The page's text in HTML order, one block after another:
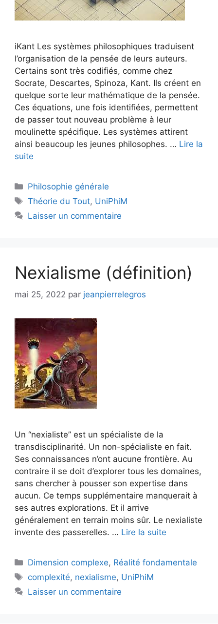
iKant Les systèmes philosophiques traduisent
l’organisation de la pensée de leurs auteurs.
Certains sont très codifiés, comme chez
Socrate, Descartes, Spinoza, Kant. Ils créent en
quelque sorte leur mathématique de la pensée.
Ces équations, une fois identifiées, permettent
de passer tout nouveau problème à leur
moulinette spécifique. Les systèmes attirent
ainsi beaucoup les jeunes philosophes. … Lire la
suite
Catégories
Philosophie générale
Étiquettes
Théorie du Tout, UniPhiM
Laisser un commentaire
Nexialisme (définition)
mai 25, 2022 par jeanpierrelegros
Un “nexialiste” est un spécialiste de la
transdisciplinarité. Un non-spécialiste en fait.
Ses connaissances n’ont aucune frontière. Au
contraire il se doit d’explorer tous les domaines,
sans chercher à pousser son expertise dans
aucun. Ce temps supplémentaire manquerait à
ses autres explorations. Et il arrive
généralement en terrain moins sûr. Le nexialiste
invente des passerelles. … Lire la suite
Catégories
Dimension complexe, Réalité fondamentale
Étiquettes
complexité, nexialisme, UniPhiM
Laisser un commentaire